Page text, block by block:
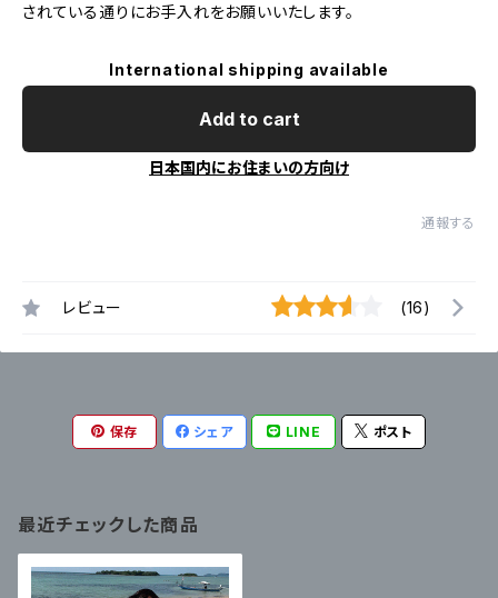
されている通りにお手入れをお願いいたします。
International shipping available
Add to cart
日本国内にお住まいの方向け
通報する
レビュー (16)
保存 シェア LINE ポスト
最近チェックした商品